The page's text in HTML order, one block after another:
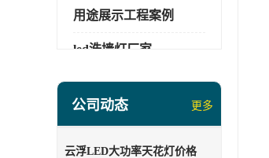
用途展示工程案例
led洗墙灯厂家
led投光灯厂家
LED流星管系列
公司动态 更多
云浮LED大功率天花灯价格